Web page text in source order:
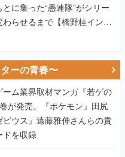
に集った“愚連隊”がシリー
わらせるまで【橋野桂インタ
ーの青春〜
ーム業界取材マンガ『若ゲの
が発売。『ポケモン』田尻
ビウス』遠藤雅伸さんらの貴
ドを収録